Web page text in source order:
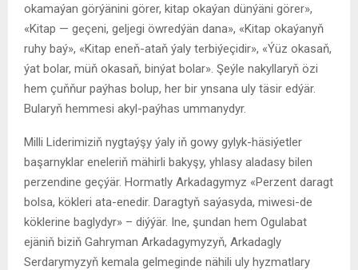
okamaýan görýänini görer, kitap okaýan dünýäni görer»,
«Kitap — geçeni, geljegi öwredýän dana», «Kitap okaýanyň
ruhy baý», «Kitap eneň-ataň ýaly terbiýeçidir», «Ýüz okasaň,
ýat bolar, müň okasaň, binýat bolar». Şeýle nakyllaryň özi
hem çuňňur paýhas bolup, her bir ynsana uly täsir edýär.
Bularyň hemmesi akyl-paýhas ummanydyr.
Milli Liderimiziň nygtaýşy ýaly iň gowy gylyk-häsiýetler
başarnyklar eneleriň mähirli bakyşy, yhlasy aladasy bilen
perzendine geçýär. Hormatly Arkadagymyz «Perzent daragt
bolsa, kökleri ata-enedir. Daragtyň saýasyda, miwesi-de
köklerine baglydyr» – diýýär. Ine, şundan hem Ogulabat
ejäniň biziň Gahryman Arkadagymyzyň, Arkadagly
Serdarymyzyň kemala gelmeginde nähili uly hyzmatlary